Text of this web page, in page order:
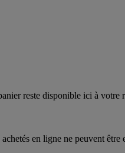
reste disponible ici à votre
en ligne ne peuvent